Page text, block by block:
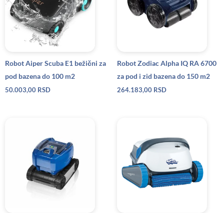
Robot Aiper Scuba E1 bežični za
pod bazena do 100 m2
50.003,00 RSD
Robot Zodiac Alpha IQ RA 6700
za pod i zid bazena do 150 m2
264.183,00 RSD